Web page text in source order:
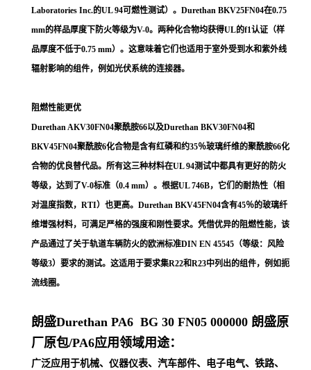
Laboratories Inc.的UL 94可燃性测试）。Durethan BKV25FN04在0.75
mm的样品厚度下防火等级为V-0。两种化合物均获得UL的f1认证（样
品厚度不低于0.75 mm）。这意味着它们也适用于室外受到水和紫外线
辐射影响的组件，例如光伏系统的连接器。
阻燃性能更优
Durethan AKV30FN04聚酰胺66以及Durethan BKV30FN04和
BKV45FN04聚酰胺6化合物是含有红磷和约35％玻璃纤维的聚酰胺66化
合物的优良替代品。所有这三种材料在UL 94测试中都具有更好的防火
等级，达到了V-0标准（0.4 mm）。根据UL 746B，它们的耐热性（相
对温度指数，RTI）也更高。Durethan BKV45FN04含有45％的玻璃纤
维增强材料，可满足严格的强度和刚性要求。凭借优异的阻燃性能，该
产品通过了关于轨道车辆防火的欧洲标准DIN EN 45545（等级：风险
等级3）要求的测试。这适用于要求集R22和R23中列出的组件，例如扼
流线圈。
朗盛Durethan PA6 BG 30 FN05 000000 朗盛原
厂原包/PA6应用领域用途：
广泛应用于机械、仪器仪表、汽车部件、电子电气、铁路、